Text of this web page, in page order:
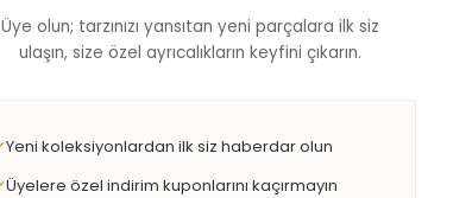
Üye olun; tarzınızı yansıtan yeni parçalara ilk siz
ulaşın, size özel ayrıcalıkların keyfini çıkarın.
Yeni koleksiyonlardan ilk siz haberdar olun
Üyelere özel indirim kuponlarını kaçırmayın